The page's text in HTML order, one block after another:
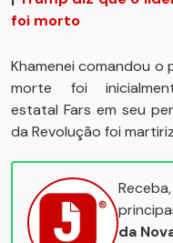
foi morto
Khamenei comandou o
morte foi
estatal Fars em seu
da Revolução foi
da